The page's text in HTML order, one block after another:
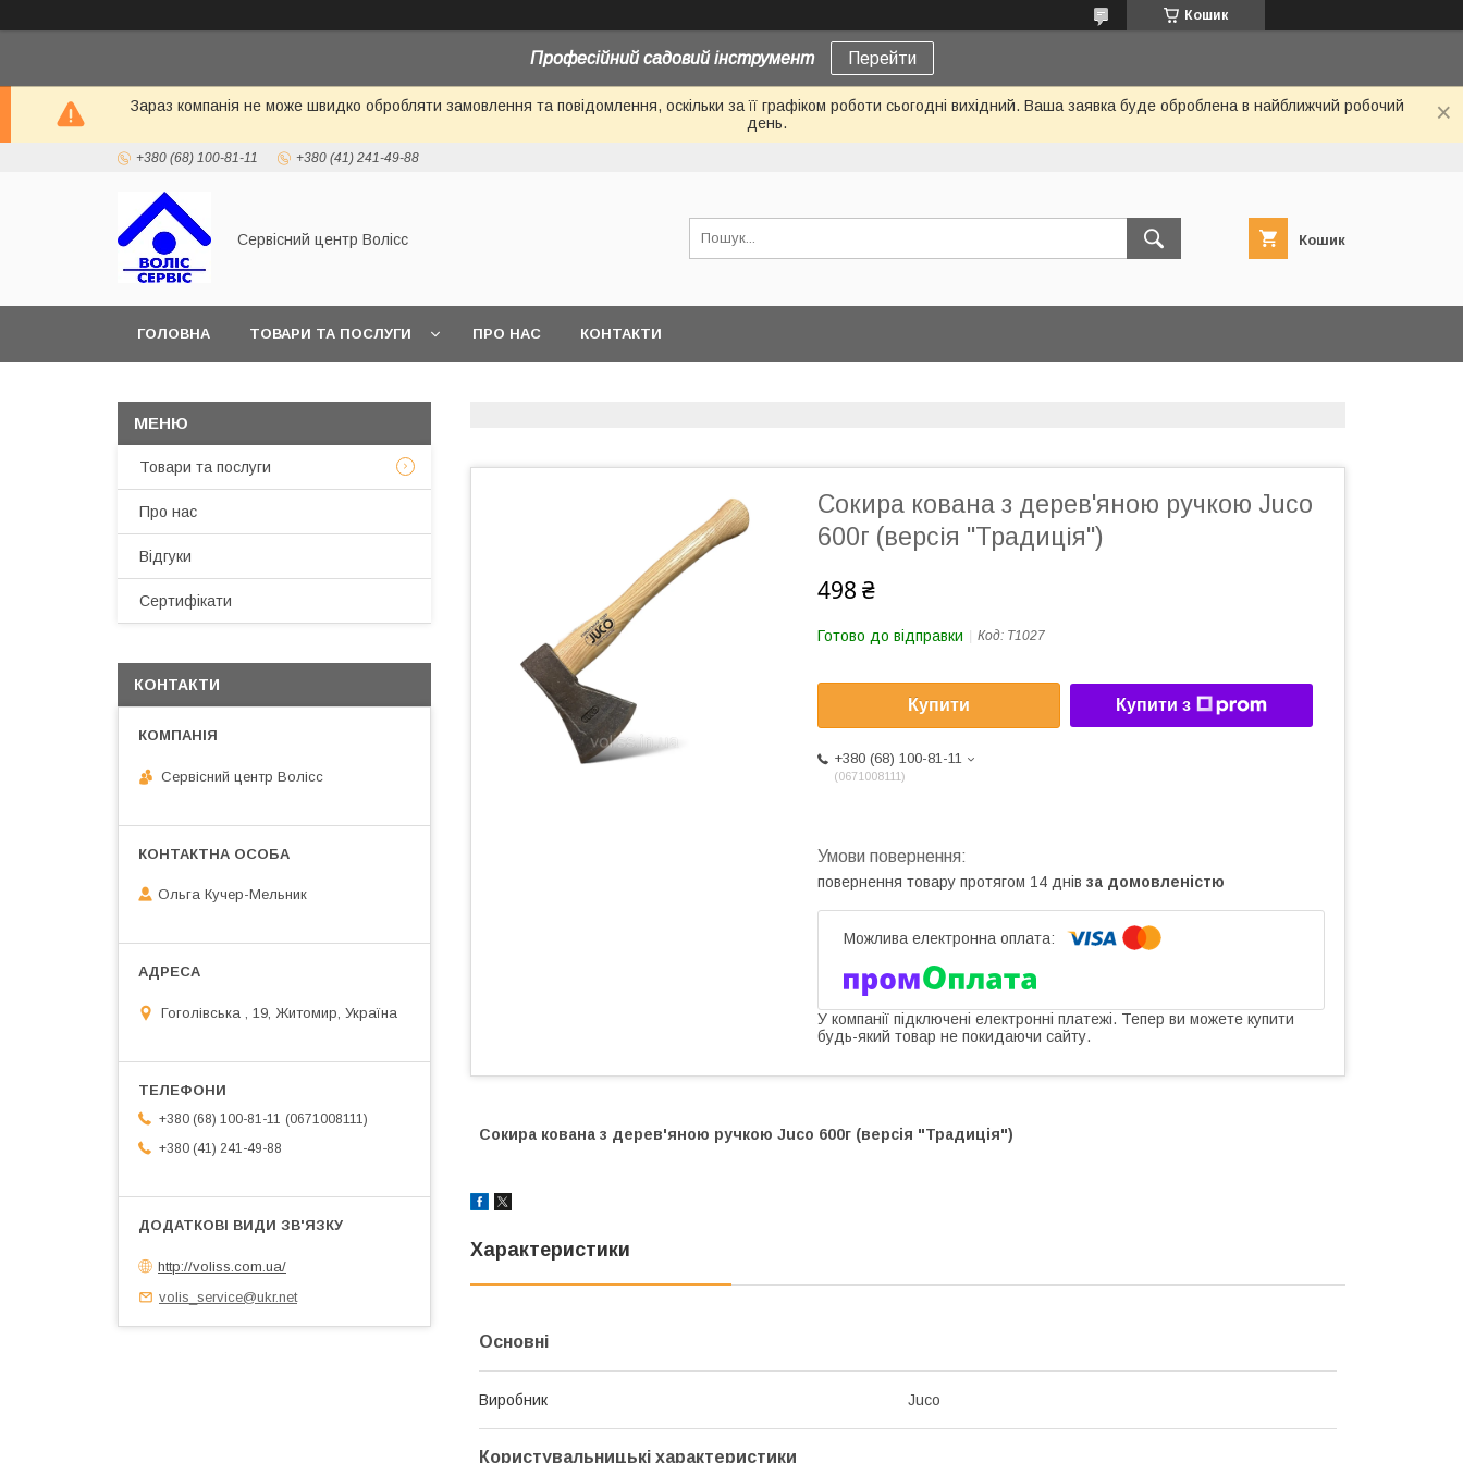
Кошик
Професійний садовий інструмент Перейти
Зараз компанія не може швидко обробляти замовлення та повідомлення, оскільки за її графіком роботи сьогодні вихідний. Ваша заявка буде оброблена в найближчий робочий
день.
+380 (68) 100-81-11 +380 (41) 241-49-88
Сервісний центр Волісс Кошик
ГОЛОВНА ТОВАРИ ТА ПОСЛУГИ ПРО НАС КОНТАКТИ
Сокира кована з дерев'яною ручкою Juco
600г (версія "Традиція")
498 ₴
Готово до відправки Код: Т1027
Купити Купити з
+380 (68) 100-81-11
0671008111
повернення товару протягом 14 днів за домовленістю
У компанії підключені електронні платежі. Тепер ви можете купити
будь-який товар не покидаючи сайту.
Сокира кована з дерев'яною ручкою Juco 600г (версія "Традиція")
Характеристики
Основні
Виробник Juco
Користувальницькі характеристики
Товари та послуги
Про нас
Відгуки
Сертифікати
КОНТАКТИ
Сервісний центр Волісс
Ольга Кучер-Мельник
Гоголівська , 19, Житомир, Україна
+380 (68) 100-81-11
0671008111
+380 (41) 241-49-88
http://voliss.com.ua/
volis_service@ukr.net